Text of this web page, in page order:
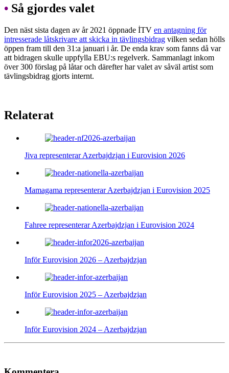
• Så gjordes valet
Den näst sista dagen av år 2021 öppnade İTV en antagning för
intresserade låtskrivare att skicka in tävlingsbidrag vilken sedan hölls
öppen fram till den 31:a januari i år. De enda krav som fanns då var
att bidragen skulle uppfylla EBU:s regelverk. Sammanlagt inkom
över 300 förslag på låtar och därefter har valet av såväl artist som
tävlingsbidrag gjorts internt.
Relaterat
Jiva representerar Azerbajdzjan i Eurovision 2026
Mamagama representerar Azerbajdzjan i Eurovision 2025
Fahree representerar Azerbajdzjan i Eurovision 2024
Inför Eurovision 2026 – Azerbajdzjan
Inför Eurovision 2025 – Azerbajdzjan
Inför Eurovision 2024 – Azerbajdzjan